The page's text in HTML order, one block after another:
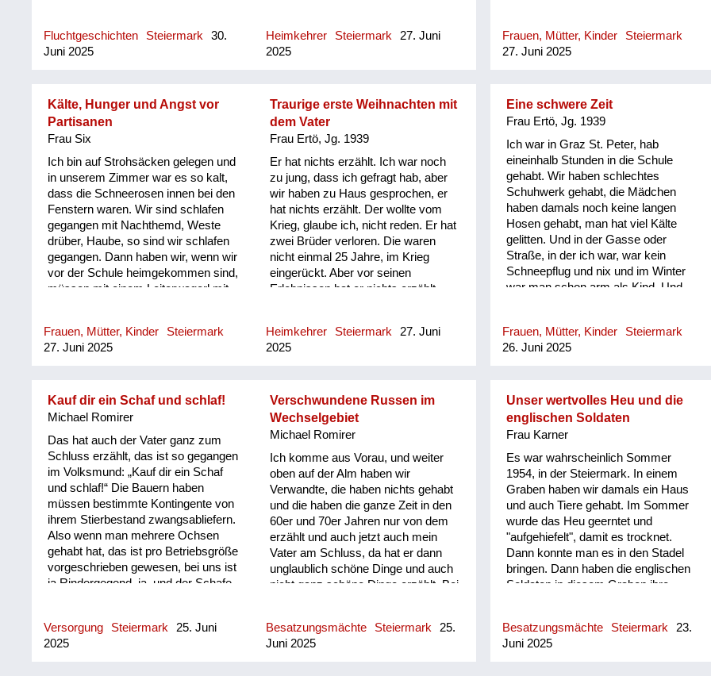
allen notwendigen Dokumenten und
was man halt alles bei einer Flucht
Wagen sind gezogen worden von
Pferden. Und als wir dann starten
wollten, haben wir bemerkt, dass ein
wir einen der Wagen mit zwei
Pferden bespannt und einen mit
einem Pferd, nur weil das zweite
gestohlen war und sind losgefahren,
das war der 31. März. Und als wir
kurz einige Kilometer gefahren sind,
hat mein Onkel gemerkt, da ist ein
anderes Fahrzeug gewesen mit
Fluchtgeschichten Steiermark
30.
Juni 2025
war mit Flöhen. Und dann hab ich
ihn erst so ein bissl kennengelernt.
ein Vater zu mir, zu dem hab ich
„Tati“ gesagt. Also mein Vater war
mir eigentlich fremd, und das ist
ich mit ihm nie so richtig warm
geworden.
Heimkehrer Steiermark
27. Juni
2025
Häusern die Räder mitgenommen,
die haben wir verstecken müssen.
Sachen.
Frauen, Mütter, Kinder
Steiermark
27. Juni 2025
Kälte, Hunger und Angst vor
Partisanen
Frau Six
Ich bin auf Strohsäcken gelegen und
in unserem Zimmer war es so kalt,
dass die Schneerosen innen bei den
Fenstern waren. Wir sind schlafen
gegangen mit Nachthemd, Weste
drüber, Haube, so sind wir schlafen
gegangen. Dann haben wir, wenn wir
vor der Schule heimgekommen sind,
müssen mit einem Leiterwagerl mit
wir etwas zu heizen gehabt haben
im Winter, so kleine Zweigerl, die im
ich noch in den Kindergarten
gegangen, und wenn Fliegeralarm
gearbeitet – die hat uns schnell
geholt, dann sind wir bei dem Gassl
gelaufen und jedes Mal, wenn ein
Flieger drüber gegangen ist, haben
wir uns müssen am Boden flach
hinlegen. Also, es war wirklich
furchtbar. Das war halt die Angst,
eine furchtbare Angst. Da haben wir
im Personalhaus einen Keller
Entwarnung war. Meine...
Frauen, Mütter, Kinder
Steiermark
27. Juni 2025
Traurige erste Weihnachten mit
dem Vater
Frau Ertö, Jg. 1939
Er hat nichts erzählt. Ich war noch
zu jung, dass ich gefragt hab, aber
wir haben zu Haus gesprochen, er
hat nichts erzählt. Der wollte vom
Krieg, glaube ich, nicht reden. Er hat
zwei Brüder verloren. Die waren
nicht einmal 25 Jahre, im Krieg
eingerückt. Aber vor seinen
Erlebnissen hat er nichts erzählt,
Weihnachten waren auch so traurig,
man hat ja nichts gehabt. Äpfel
Abend hat´s eine Eierspeis gegeben,
das war schon war schon was
Großes, das waren die ersten
heimgekommen ist, aber wir waren
beieinander, und das war wichtig.
Heimkehrer Steiermark
27. Juni
2025
Eine schwere Zeit
Frau Ertö, Jg. 1939
Ich war in Graz St. Peter, hab
eineinhalb Stunden in die Schule
gehabt. Wir haben schlechtes
Schuhwerk gehabt, die Mädchen
haben damals noch keine langen
Hosen gehabt, man hat viel Kälte
gelitten. Und in der Gasse oder
Straße, in der ich war, war kein
Schneepflug und nix und im Winter
war man schon arm als Kind. Und
im 38er Jahr eingerückt und ist erst
dann heimgekommen. Er war einmal
ich als Kind, ich war Einzelkind,
habe Angst vor der Uniform gehabt
anscheinend. Ich hab ihn geliebt, er
es ist halt so, dass wenn immer die
Heimkehrer heim gekommen sind
nach Graz am Bahnhof, da sind die
Frauen angeschrieben worden. Da
haben sie eine Verständigung
gekriegt, dass ihre Männer
heimkommen und meine Mutter ist
mit mir immer am Bahnhof fahren
Verständigung geha...
Frauen, Mütter, Kinder
Steiermark
26. Juni 2025
Kauf dir ein Schaf und schlaf!
Michael Romirer
Das hat auch der Vater ganz zum
Schluss erzählt, das ist so gegangen
im Volksmund: „Kauf dir ein Schaf
und schlaf!“ Die Bauern haben
müssen bestimmte Kontingente von
ihrem Stierbestand zwangsabliefern.
Also wenn man mehrere Ochsen
gehabt hat, das ist pro Betriebsgröße
vorgeschrieben gewesen, bei uns ist
ja Rindergegend, ja, und der Schafe
direkt formuliert, sondern einfach
gesagt: „Kauf dir ein Schaf und
Versorgung Steiermark
25. Juni
2025
Verschwundene Russen im
Wechselgebiet
Michael Romirer
Ich komme aus Vorau, und weiter
oben auf der Alm haben wir
Verwandte, die haben nichts gehabt
und die haben die ganze Zeit in den
60er und 70er Jahren nur von dem
erzählt und auch jetzt auch mein
Vater am Schluss, da hat er dann
unglaublich schöne Dinge und auch
nicht ganz schöne Dinge erzählt. Bei
verschwunden und mein Vater, der
hat mir dann Dinge erzählt ja wie das
Besatzungsmächte Steiermark
25.
Juni 2025
Unser wertvolles Heu und die
englischen Soldaten
Frau Karner
Es war wahrscheinlich Sommer
1954, in der Steiermark. In einem
Graben haben wir damals ein Haus
und auch Tiere gehabt. Im Sommer
wurde das Heu geerntet und
"aufgehiefelt", damit es trocknet.
Dann konnte man es in den Stadel
bringen. Dann haben die englischen
Soldaten in diesem Graben ihre
genommen und es in ihre Zelte
gegeben. Wir durften aber nicht zu
Besatzungsmächte Steiermark
23.
Juni 2025